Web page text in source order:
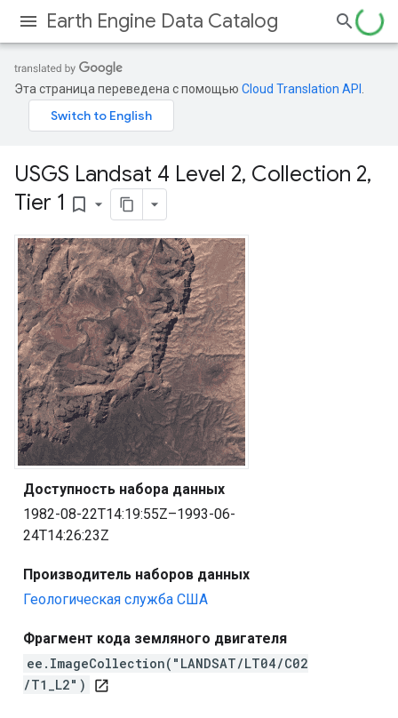
Earth Engine Data Catalog
Эта страница переведена с помощью Cloud Translation API
USGS Landsat 4 Level 2, Collection 2,
Tier 1 bookmark_border
Доступность набора данных
1982-08-22T14:19:55Z–1993-06-
24T14:26:23Z
Производитель наборов данных
Геологическая служба США
Фрагмент кода земляного двигателя
ee.ImageCollection("LANDSAT/LT04/C02
/T1_L2")
open_in_new